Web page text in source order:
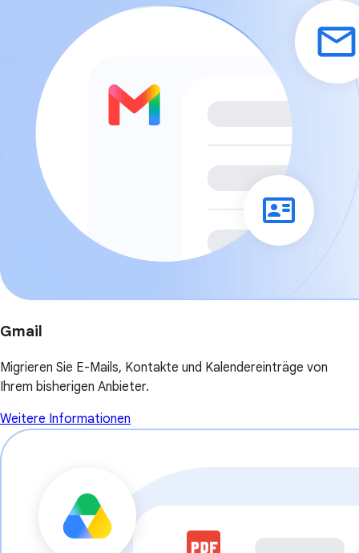
Gmail
Migrieren Sie E-Mails, Kontakte und Kalendereinträge von
Ihrem bisherigen Anbieter.
Weitere Informationen